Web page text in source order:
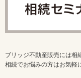
ブリッジ不動産販売には相
相続でお悩みの方はお気軽